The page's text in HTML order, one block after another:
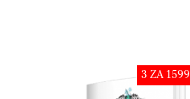
3 ZA 1599